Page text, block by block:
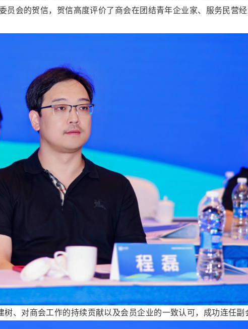
会的贺信，贺信高度评价了商会在团结青年企业家、服务民营
对商会工作的持续贡献以及会员企业的一致认可，成功连任副